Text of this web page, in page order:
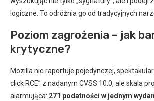
logiczne. To odróżnia go od tradycyjnych
Poziom zagrożenia – jak
krytyczne?
Mozilla nie raportuje pojedynczej,
click RCE” z nadanym CVSS 10.0, ale skala
alarmująca: 271 podatności w jednym